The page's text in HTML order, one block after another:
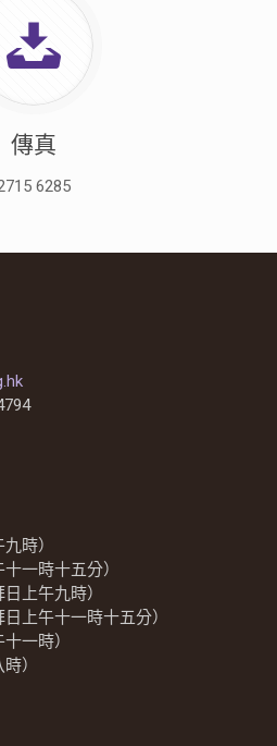
傳真
6285
時）
一時十五分）
上午九時）
上午十一時十五分）
一時）
）